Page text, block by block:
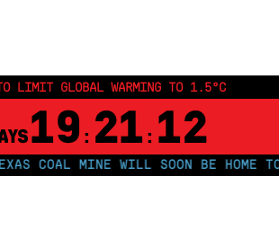
LIMIT GLOBAL WARMING TO 1.5°C
19 : 21 : 11
MINE WILL SOON BE HOME TO